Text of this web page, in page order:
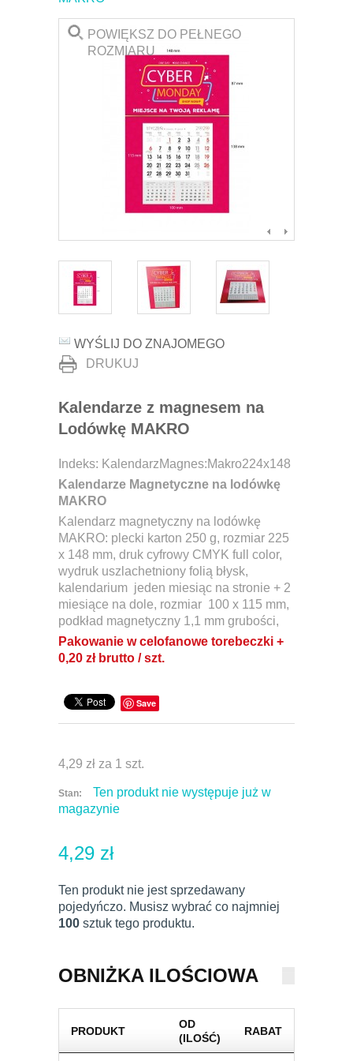
POWIĘKSZ DO PEŁNEGO
ROZMIARU
WYŚLIJ DO ZNAJOMEGO
DRUKUJ
Kalendarze z magnesem na
Lodówkę MAKRO
Indeks: KalendarzMagnes:Makro224x148
Kalendarze Magnetyczne na lodówkę
MAKRO
Kalendarz magnetyczny na lodówkę
MAKRO: plecki karton 250 g, rozmiar 225
x 148 mm, druk cyfrowy CMYK full color,
wydruk uszlachetniony folią błysk,
kalendarium jeden miesiąc na stronie + 2
miesiące na dole, rozmiar 100 x 115 mm,
podkład magnetyczny 1,1 mm grubości,
Pakowanie w celofanowe torebeczki +
0,20 zł brutto / szt.
Save
4,29 zł za 1 szt.
Stan:
Ten produkt nie występuje już w
magazynie
4,29 zł
Ten produkt nie jest sprzedawany
pojedyńczo. Musisz wybrać co najmniej
100 sztuk tego produktu.
OBNIŻKA ILOŚCIOWA
PRODUKT
OD
(ILOŚĆ)
RABAT